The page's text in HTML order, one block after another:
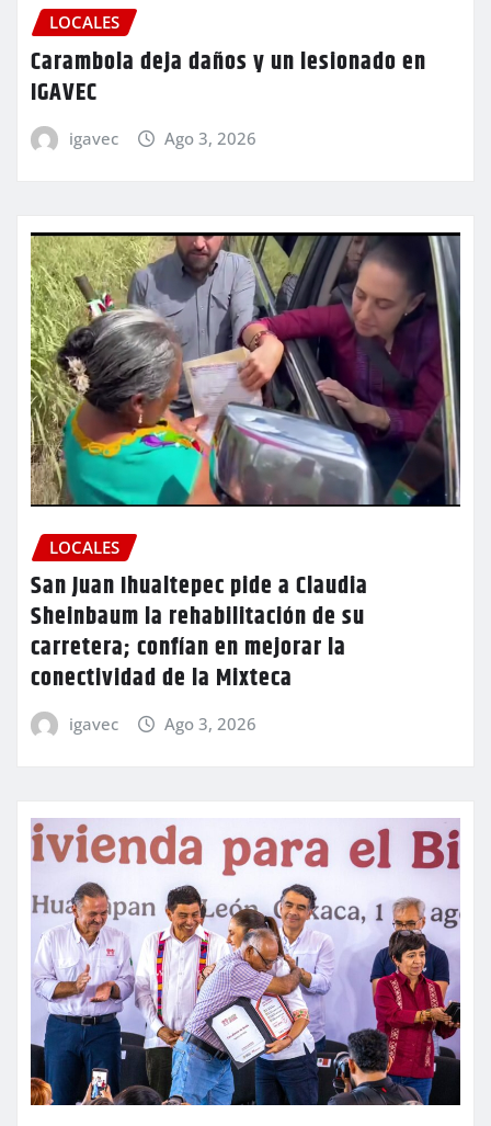
LOCALES
Carambola deja daños y un lesionado en
IGAVEC
igavec Ago 3, 2026
LOCALES
San Juan Ihualtepec pide a Claudia
Sheinbaum la rehabilitación de su
carretera; confían en mejorar la
conectividad de la Mixteca
igavec Ago 3, 2026